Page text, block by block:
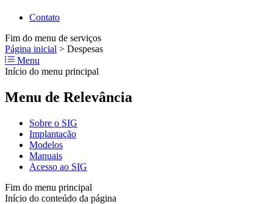
Contato
Fim do menu de serviços
Página inicial > Despesas
Menu
Início do menu principal
Menu de Relevância
Sobre o SIG
Implantação
Modelos
Manuais
Acesso ao SIG
Fim do menu principal
Início do conteúdo da página